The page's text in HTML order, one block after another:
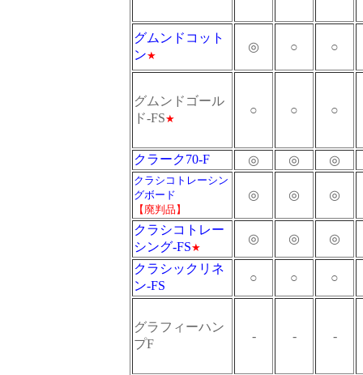
グムンドコット
ン★
◎ ○ ○
グムンドゴール
ド-FS★
○ ○ ○
クラーク70-F ◎ ◎ ◎
クラシコトレーシン
グボード
【廃判品】
◎ ◎ ◎
クラシコトレー
シング-FS★
◎ ◎ ◎
クラシックリネ
ン-FS
○ ○ ○
グラフィーハン
プF
- - -